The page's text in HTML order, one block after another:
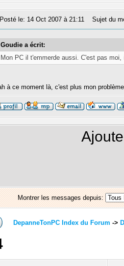
Posté le: 14 Oct 2007 à 21:11 Sujet du
Goudie a écrit:
Mon PC il t'emmerde aussi. C'est pas
à ce moment là, c'est plus mon
Montrer les messages depuis:
DepanneTonPC Index du Forum ->